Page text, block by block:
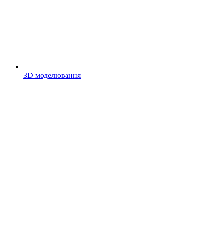
3D моделювання